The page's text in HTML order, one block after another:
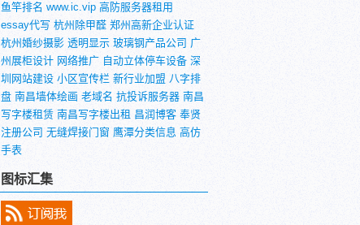
鱼竿排名 www.ic.vip 高防服务器租用
essay代写 杭州除甲醛 郑州高新企业认证
杭州婚纱摄影 透明显示 玻璃钢产品公司 广
州展柜设计 网络推广 自动立体停车设备 深
圳网站建设 小区宣传栏 新行业加盟 八字排
盘 南昌墙体绘画 老域名 抗投诉服务器 南昌
写字楼租赁 南昌写字楼出租 昌润博客 奉贤
注册公司 无缝焊接门窗 鹰潭分类信息 高仿
手表
图标汇集